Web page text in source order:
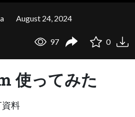
August 24, 2024
97 0
使ってみた
資料